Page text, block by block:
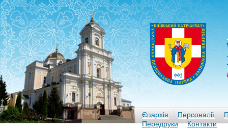
Єпархія Персоналії
Передруки
Контакти